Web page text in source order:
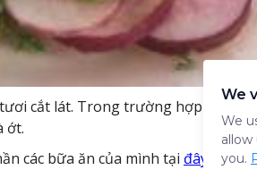
cắt lát. Trong trường hợp này,
ớt.
các bữa ăn của mình tại đây
We
We
you.